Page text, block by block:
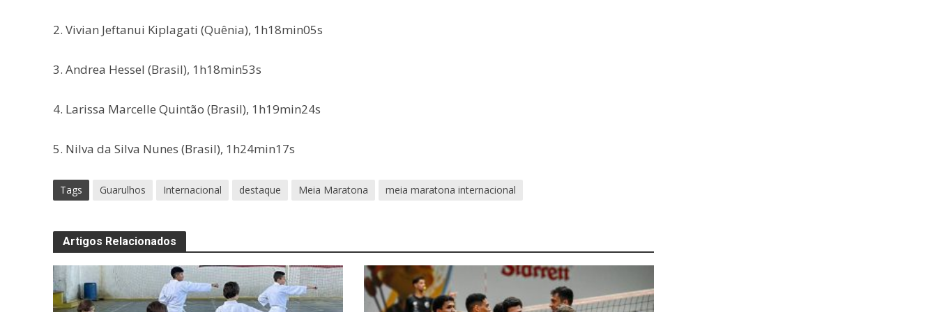
2. Vivian Jeftanui Kiplagati (Quênia), 1h18min05s
3. Andrea Hessel (Brasil), 1h18min53s
4. Larissa Marcelle Quintão (Brasil), 1h19min24s
5. Nilva da Silva Nunes (Brasil), 1h24min17s
Tags Guarulhos Internacional destaque Meia Maratona meia maratona internacional
Artigos Relacionados